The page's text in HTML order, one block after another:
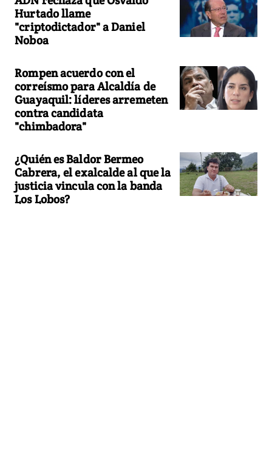
Hurtado llame
"criptodictador" a Daniel
Noboa
Rompen acuerdo con el
correísmo para Alcaldía de
Guayaquil: líderes arremeten
contra candidata
"chimbadora"
¿Quién es Baldor Bermeo
Cabrera, el exalcalde al que la
justicia vincula con la banda
Los Lobos?